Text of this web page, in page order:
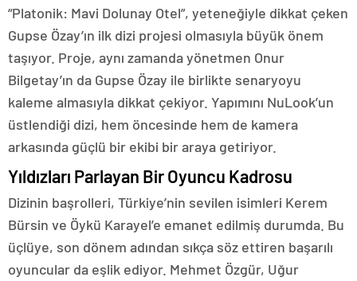
“Platonik: Mavi Dolunay Otel”, yeteneğiyle dikkat çeken
Gupse Özay’ın ilk dizi projesi olmasıyla büyük önem
taşıyor. Proje, aynı zamanda yönetmen Onur
Bilgetay’ın da Gupse Özay ile birlikte senaryoyu
kaleme almasıyla dikkat çekiyor. Yapımını NuLook’un
üstlendiği dizi, hem öncesinde hem de kamera
arkasında güçlü bir ekibi bir araya getiriyor.
Yıldızları Parlayan Bir Oyuncu Kadrosu
Dizinin başrolleri, Türkiye’nin sevilen isimleri Kerem
Bürsin ve Öykü Karayel’e emanet edilmiş durumda. Bu
üçlüye, son dönem adından sıkça söz ettiren başarılı
oyuncular da eşlik ediyor. Mehmet Özgür, Uğur